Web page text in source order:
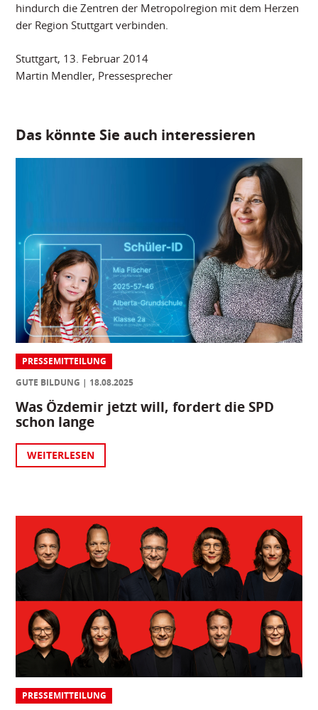
hindurch die Zentren der Metropolregion mit dem Herzen
der Region Stuttgart verbinden.
Stuttgart, 13. Februar 2014
Martin Mendler, Pressesprecher
Das könnte Sie auch interessieren
PRESSEMITTEILUNG
GUTE BILDUNG
18.08.2025
Was Özdemir jetzt will, fordert die SPD
schon lange
WEITERLESEN
PRESSEMITTEILUNG